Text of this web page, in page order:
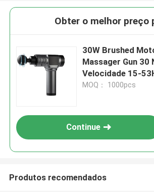
Obter o melhor preço
30W Brushed
Massager Gun 30
Velocidade 15-
de Recuperação
MOQ： 1000pcs
Continue
Produtos recomendados